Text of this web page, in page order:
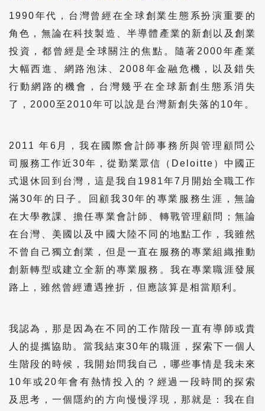
1990年代，台灣曾經在全球創業生態系扮演重要的
角色，無論在科技製造、半導體產業的新創以及創業
投資，都曾經是全球關注的焦點。隨著2000年產業
大幅西進、網路泡沫、2008年金融危機，以及錯失
行動網路的機會，台灣幾乎在全球新創生態系消失
了，2000至2010年可以說是台灣新創失落的10年。
2011 年6月，我在國際會計師事務所與管理顧問公
司服務工作近30年，從勤業眾信（Deloitte）中國正
式退休回到台灣，這是我自1981年7月開始全職工作
滿30年的日子。回顧我30年的專業服務生涯，無論
在大學教課、擔任專業會計師、轉戰管理顧問；無論
在台灣、美國以及中國大陸不同的地點工作，我雖然
不曾自己獨立創業，但是一直在服務的專業組織推動
創新轉型或建立全新的專業服務。我在專業職涯發展
路上，雖然曾經遭遇挫折，但應該算是相當順利。
我認為，那是因為在不同的工作階段一直有導師或貴
人的提攜協助。當我結束30年的職涯，探索下一個人
生階段的時候，我開始問我自己，哪些事情是我未來
10年或20年會有熱情投入的？經過一段時間的探索
及思考，一個隱約的方向慢慢浮現，那就是：我在自